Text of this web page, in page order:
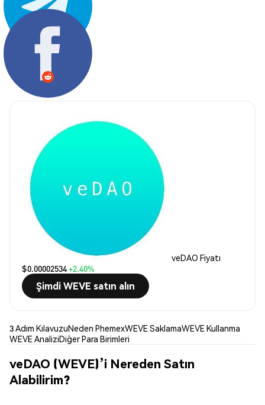
Paylaş:
veDAO Fiyatı
$0.00002534+2.40%
Şimdi WEVE satın alın
3 Adım KılavuzuNeden PhemexWEVE SaklamaWEVE Kullanma
WEVE AnaliziDiğer Para Birimleri
veDAO (WEVE)’i Nereden Satın
Alabilirim?